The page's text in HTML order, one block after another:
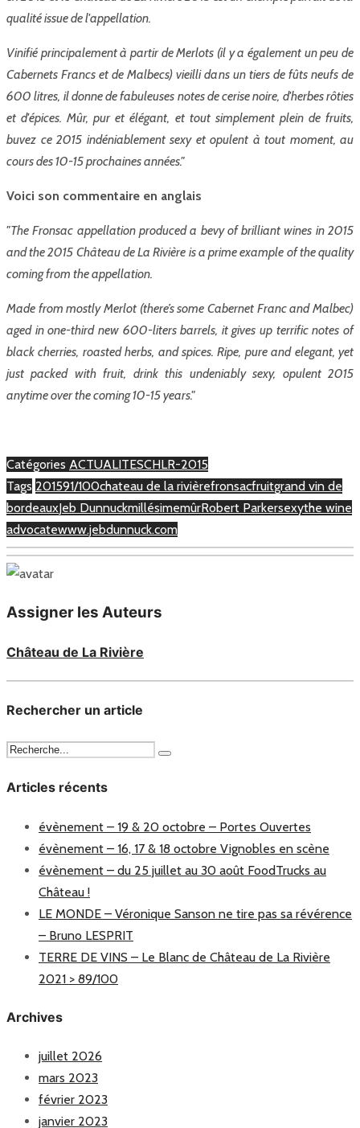
qualité issue de l'appellation.
Vinifié principalement à partir de Merlots (il y a également un peu de
Cabernets Francs et de Malbecs) vieilli dans un tiers de fûts neufs de
600 litres, il donne de fabuleuses notes de cerise noire, d'herbes rôties
et d'épices. Mûr, pur et élégant, et tout simplement plein de fruits,
buvez ce 2015 indéniablement sexy et opulent à tout moment, au
cours des 10-15 prochaines années."
Voici son commentaire en anglais
"The Fronsac appellation produced a bevy of brilliant wines in 2015
and the 2015 Château de La Rivière is a prime example of the quality
coming from the appellation.
Made from mostly Merlot (there’s some Cabernet Franc and Malbec)
aged in one-third new 600-liters barrels, it gives up terrific notes of
black cherries, roasted herbs, and spices. Ripe, pure and elegant, yet
just packed with fruit, drink this undeniably sexy, opulent 2015
anytime over the coming 10-15 years."
Catégories ACTUALITESCHLR-2015
Tags 201591/100chateau de la rivièrefronsacfruitgrand vin de
bordeauxJeb DunnuckmillésimemûrRobert Parkersexythe wine
advocatewww.jebdunnuck.com
Assigner les Auteurs
Château de La Rivière
Rechercher un article
Articles récents
évènement – 19 & 20 octobre – Portes Ouvertes
évènement – 16, 17 & 18 octobre Vignobles en scène
évènement – du 25 juillet au 30 août FoodTrucks au
Château !
LE MONDE – Véronique Sanson ne tire pas sa révérence
– Bruno LESPRIT
TERRE DE VINS – Le Blanc de Château de La Rivière
2021 > 89/100
Archives
juillet 2026
mars 2023
février 2023
janvier 2023